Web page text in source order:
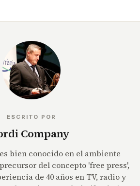
ESCRITO POR
Company
bien conocido en el ambiente
del concepto 'free press',
de 40 años en TV, radio y